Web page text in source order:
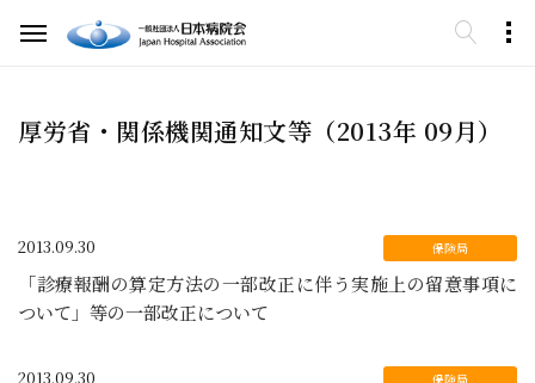
厚労省・関係機関通知文等（2013年 09月）
2013.09.30
「診療報酬の算定方法の一部改正に伴う実施上の留意事項に
ついて」等の一部改正について
2013.09.30